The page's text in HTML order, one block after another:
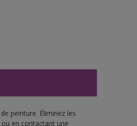
peinture. Éliminez les
en contactant une